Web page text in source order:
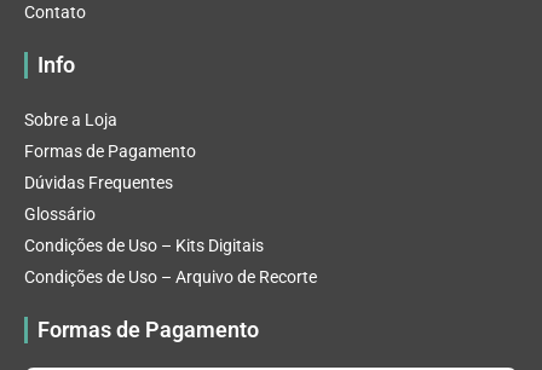
Contato
Info
Sobre a Loja
Formas de Pagamento
Dúvidas Frequentes
Glossário
Condições de Uso – Kits Digitais
Condições de Uso – Arquivo de Recorte
Formas de Pagamento